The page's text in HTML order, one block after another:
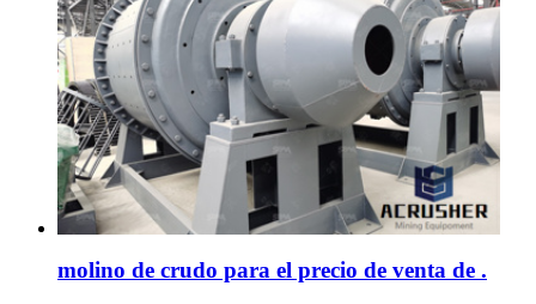
molino de crudo para el precio de venta de .